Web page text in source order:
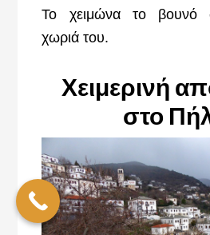
Το χειμώνα το βουνό
χωριά του.
Χειμερινή
στο